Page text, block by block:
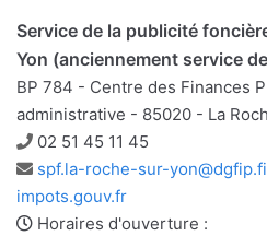
Service de la publicité
Yon (anciennement service
BP 784 - Centre des Finances
administrative - 85020 - La
Téléphone
02 51 45 11 45
Adresse
e-
mail
spf.la-roche-sur-
impots.gouv.fr
Horaires d'ouverture :